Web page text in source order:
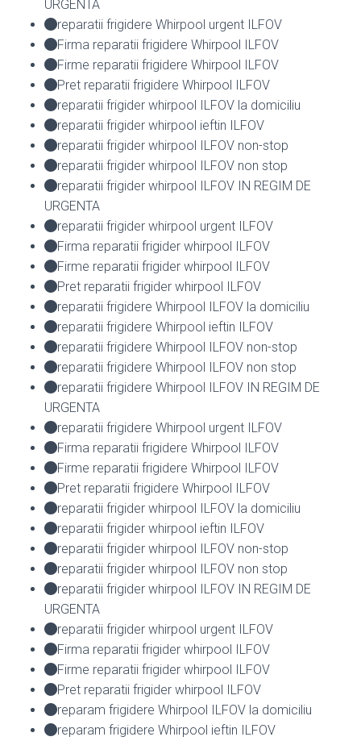
URGENTA
reparatii frigidere Whirpool urgent ILFOV
Firma reparatii frigidere Whirpool ILFOV
Firme reparatii frigidere Whirpool ILFOV
Pret reparatii frigidere Whirpool ILFOV
reparatii frigider whirpool ILFOV la domiciliu
reparatii frigider whirpool ieftin ILFOV
reparatii frigider whirpool ILFOV non-stop
reparatii frigider whirpool ILFOV non stop
reparatii frigider whirpool ILFOV IN REGIM DE
URGENTA
reparatii frigider whirpool urgent ILFOV
Firma reparatii frigider whirpool ILFOV
Firme reparatii frigider whirpool ILFOV
Pret reparatii frigider whirpool ILFOV
reparatii frigidere Whirpool ILFOV la domiciliu
reparatii frigidere Whirpool ieftin ILFOV
reparatii frigidere Whirpool ILFOV non-stop
reparatii frigidere Whirpool ILFOV non stop
reparatii frigidere Whirpool ILFOV IN REGIM DE
URGENTA
reparatii frigidere Whirpool urgent ILFOV
Firma reparatii frigidere Whirpool ILFOV
Firme reparatii frigidere Whirpool ILFOV
Pret reparatii frigidere Whirpool ILFOV
reparatii frigider whirpool ILFOV la domiciliu
reparatii frigider whirpool ieftin ILFOV
reparatii frigider whirpool ILFOV non-stop
reparatii frigider whirpool ILFOV non stop
reparatii frigider whirpool ILFOV IN REGIM DE
URGENTA
reparatii frigider whirpool urgent ILFOV
Firma reparatii frigider whirpool ILFOV
Firme reparatii frigider whirpool ILFOV
Pret reparatii frigider whirpool ILFOV
reparam frigidere Whirpool ILFOV la domiciliu
reparam frigidere Whirpool ieftin ILFOV